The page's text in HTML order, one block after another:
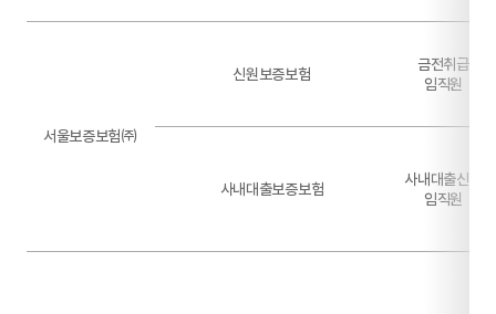
서울보증보험㈜
신원보증보험
금전취급
임직원
사내대출보증보험
사내대출신청
임직원